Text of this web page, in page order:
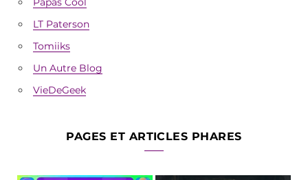
LT Paterson
Tomiiks
Un Autre Blog
VieDeGeek
PAGES ET ARTICLES PHARES